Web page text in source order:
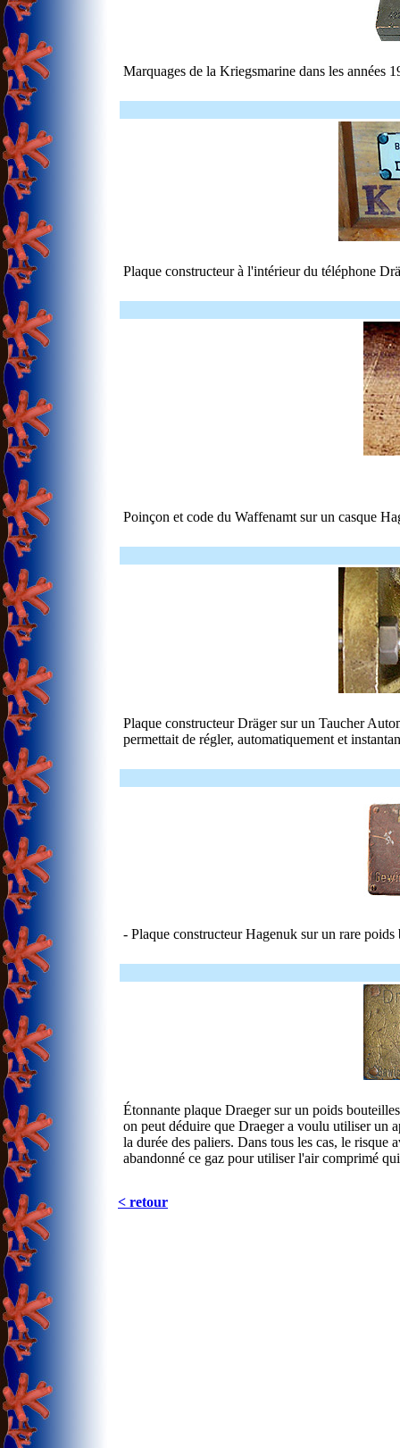
Marquages de la Kriegsmarine dans les années
Plaque constructeur à l'intérieur du téléphone
Poinçon et code du Waffenamt sur un casque
Plaque constructeur Dräger sur un Taucher
permettait de régler, automatiquement et
- Plaque constructeur Hagenuk sur un rare
Étonnante plaque Draeger sur un poids
on peut déduire que Draeger a voulu utiliser un
la durée des paliers. Dans tous les cas, le risque
abandonné ce gaz pour utiliser l'air comprimé
< retour